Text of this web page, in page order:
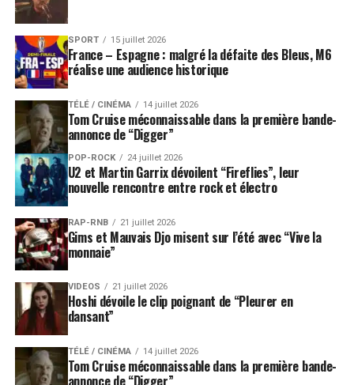
SPORT 15 juillet 2026
France – Espagne : malgré la défaite des Bleus, M6
réalise une audience historique
TÉLÉ / CINÉMA 14 juillet 2026
Tom Cruise méconnaissable dans la première bande-
annonce de “Digger”
POP-ROCK 24 juillet 2026
U2 et Martin Garrix dévoilent “Fireflies”, leur
nouvelle rencontre entre rock et électro
RAP-RNB 21 juillet 2026
Gims et Mauvais Djo misent sur l’été avec “Vive la
monnaie”
VIDEOS 21 juillet 2026
Hoshi dévoile le clip poignant de “Pleurer en
dansant”
TÉLÉ / CINÉMA 14 juillet 2026
Tom Cruise méconnaissable dans la première bande-